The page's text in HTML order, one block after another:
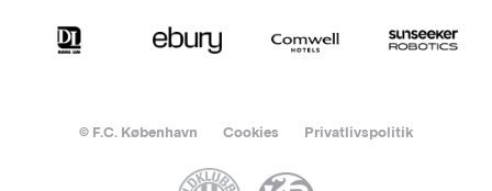
© F.C. København Cookies Privatlivspolitik